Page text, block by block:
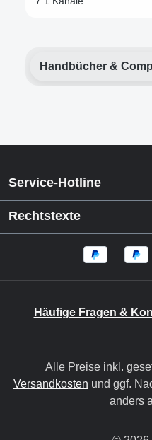
Handbücher &
Service-Hotline
Rechtstexte
Häufige Fragen &
Alle Preise inkl.
Versandkosten und ggf.
anders